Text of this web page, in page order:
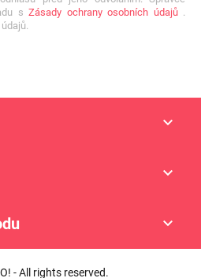
s Zásady ochrany osobních údajů.



- All rights reserved.